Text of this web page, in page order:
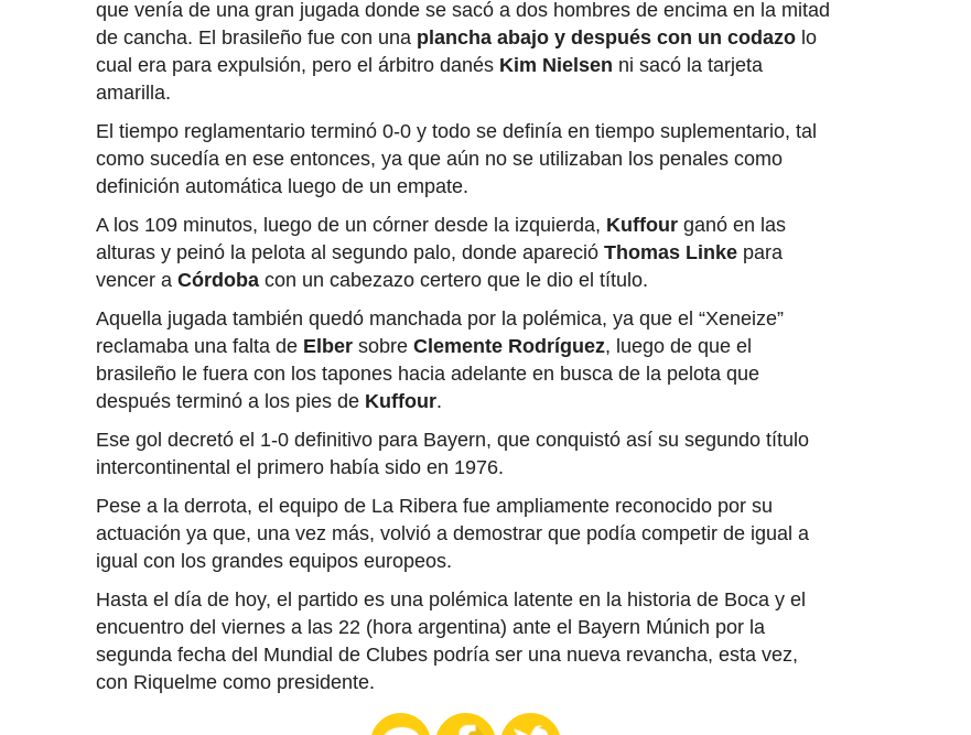
que venía de una gran jugada donde se sacó a dos hombres de encima en la mitad
de cancha. El brasileño fue con una plancha abajo y después con un codazo lo
cual era para expulsión, pero el árbitro danés Kim Nielsen ni sacó la tarjeta
amarilla.
El tiempo reglamentario terminó 0-0 y todo se definía en tiempo suplementario, tal
como sucedía en ese entonces, ya que aún no se utilizaban los penales como
definición automática luego de un empate.
A los 109 minutos, luego de un córner desde la izquierda, Kuffour ganó en las
alturas y peinó la pelota al segundo palo, donde apareció Thomas Linke para
vencer a Córdoba con un cabezazo certero que le dio el título.
Aquella jugada también quedó manchada por la polémica, ya que el “Xeneize”
reclamaba una falta de Elber sobre Clemente Rodríguez, luego de que el
brasileño le fuera con los tapones hacia adelante en busca de la pelota que
después terminó a los pies de Kuffour.
Ese gol decretó el 1-0 definitivo para Bayern, que conquistó así su segundo título
intercontinental el primero había sido en 1976.
Pese a la derrota, el equipo de La Ribera fue ampliamente reconocido por su
actuación ya que, una vez más, volvió a demostrar que podía competir de igual a
igual con los grandes equipos europeos.
Hasta el día de hoy, el partido es una polémica latente en la historia de Boca y el
encuentro del viernes a las 22 (hora argentina) ante el Bayern Múnich por la
segunda fecha del Mundial de Clubes podría ser una nueva revancha, esta vez,
con Riquelme como presidente.